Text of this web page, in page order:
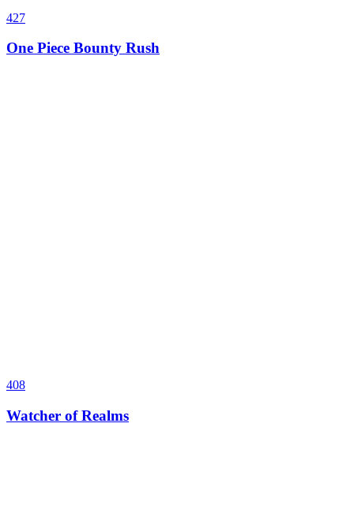
427
One Piece Bounty Rush
408
Watcher of Realms